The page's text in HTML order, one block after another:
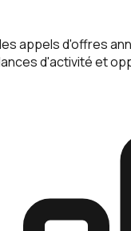
appels d'offres
d'activité et